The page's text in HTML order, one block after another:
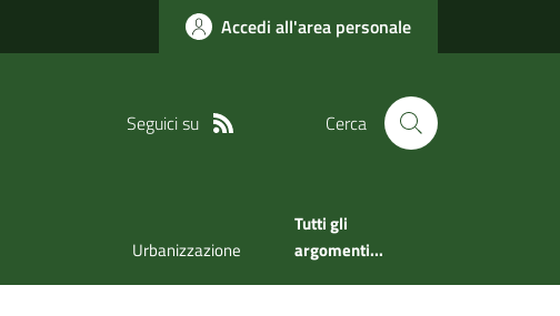
Accedi all'area personale
Seguici su Cerca
Urbanizzazione
Tutti gli
argomenti...